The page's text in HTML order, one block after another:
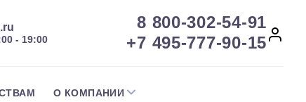
- 19:00
8 800-302-54-91
+7 495-777-90-15
О КОМПАНИИ